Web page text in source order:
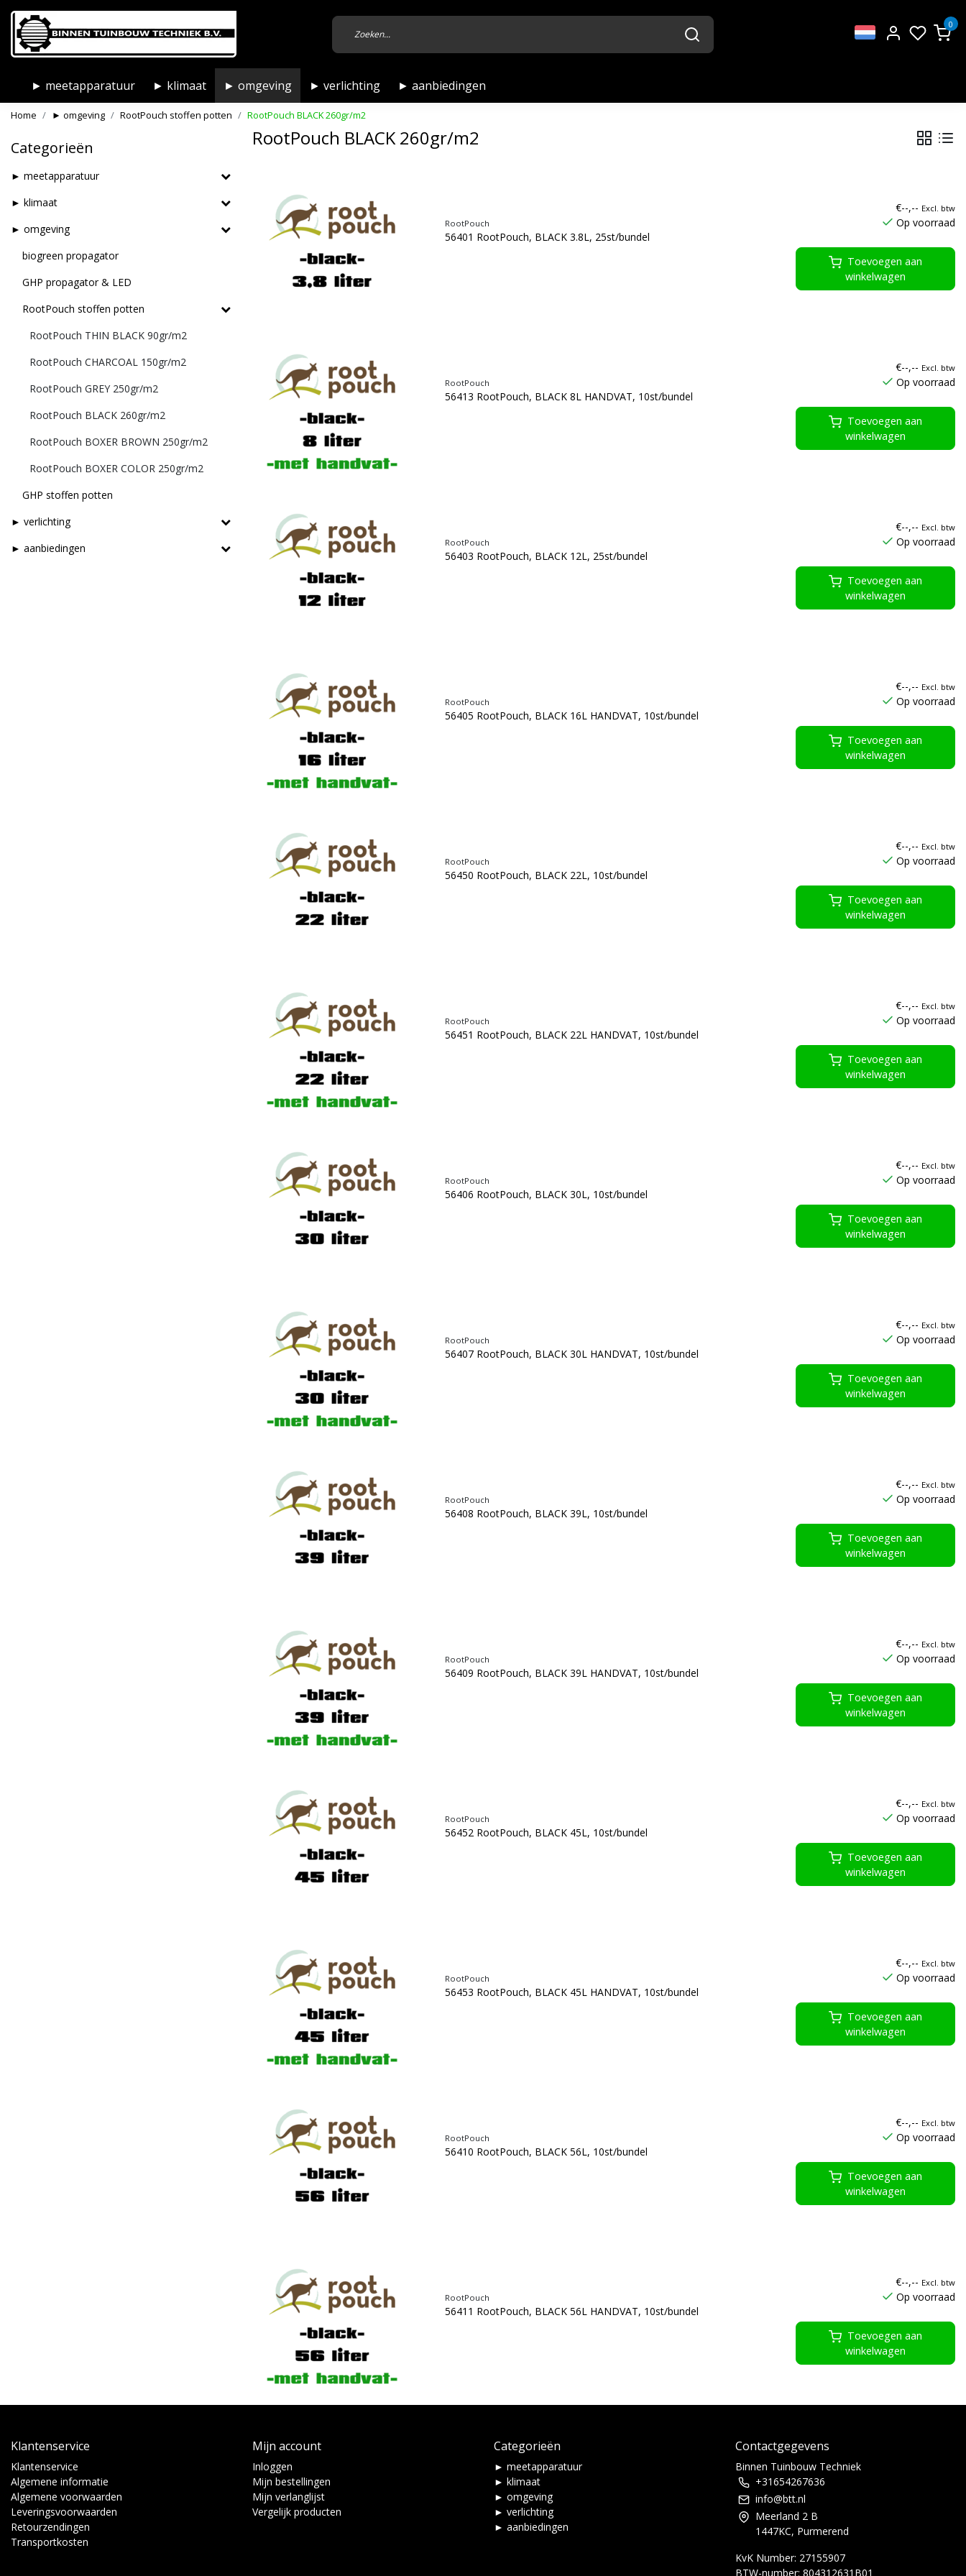
0
► meetapparatuur ► klimaat ► omgeving ► verlichting ► aanbiedingen
Home ► omgeving RootPouch stoffen potten RootPouch BLACK 260gr/m2
Categorieën
► meetapparatuur
► klimaat
► omgeving
biogreen propagator
GHP propagator & LED
RootPouch stoffen potten
RootPouch THIN BLACK 90gr/m2
RootPouch CHARCOAL 150gr/m2
RootPouch GREY 250gr/m2
RootPouch BLACK 260gr/m2
RootPouch BOXER BROWN 250gr/m2
RootPouch BOXER COLOR 250gr/m2
GHP stoffen potten
► verlichting
► aanbiedingen
RootPouch BLACK 260gr/m2
RootPouch
56401 RootPouch, BLACK 3.8L, 25st/bundel
€--,-- Excl. btw
Op voorraad
Toevoegen aan
winkelwagen
RootPouch
56413 RootPouch, BLACK 8L HANDVAT, 10st/bundel
€--,-- Excl. btw
Op voorraad
Toevoegen aan
winkelwagen
RootPouch
56403 RootPouch, BLACK 12L, 25st/bundel
€--,-- Excl. btw
Op voorraad
Toevoegen aan
winkelwagen
RootPouch
56405 RootPouch, BLACK 16L HANDVAT, 10st/bundel
€--,-- Excl. btw
Op voorraad
Toevoegen aan
winkelwagen
RootPouch
56450 RootPouch, BLACK 22L, 10st/bundel
€--,-- Excl. btw
Op voorraad
Toevoegen aan
winkelwagen
RootPouch
56451 RootPouch, BLACK 22L HANDVAT, 10st/bundel
€--,-- Excl. btw
Op voorraad
Toevoegen aan
winkelwagen
RootPouch
56406 RootPouch, BLACK 30L, 10st/bundel
€--,-- Excl. btw
Op voorraad
Toevoegen aan
winkelwagen
RootPouch
56407 RootPouch, BLACK 30L HANDVAT, 10st/bundel
€--,-- Excl. btw
Op voorraad
Toevoegen aan
winkelwagen
RootPouch
56408 RootPouch, BLACK 39L, 10st/bundel
€--,-- Excl. btw
Op voorraad
Toevoegen aan
winkelwagen
RootPouch
56409 RootPouch, BLACK 39L HANDVAT, 10st/bundel
€--,-- Excl. btw
Op voorraad
Toevoegen aan
winkelwagen
RootPouch
56452 RootPouch, BLACK 45L, 10st/bundel
€--,-- Excl. btw
Op voorraad
Toevoegen aan
winkelwagen
RootPouch
56453 RootPouch, BLACK 45L HANDVAT, 10st/bundel
€--,-- Excl. btw
Op voorraad
Toevoegen aan
winkelwagen
RootPouch
56410 RootPouch, BLACK 56L, 10st/bundel
€--,-- Excl. btw
Op voorraad
Toevoegen aan
winkelwagen
RootPouch
56411 RootPouch, BLACK 56L HANDVAT, 10st/bundel
€--,-- Excl. btw
Op voorraad
Toevoegen aan
winkelwagen
Klantenservice
Klantenservice
Algemene informatie
Algemene voorwaarden
Leveringsvoorwaarden
Retourzendingen
Transportkosten
Mijn account
Inloggen
Mijn bestellingen
Mijn verlanglijst
Vergelijk producten
Categorieën
► meetapparatuur
► klimaat
► omgeving
► verlichting
► aanbiedingen
Contactgegevens
Binnen Tuinbouw Techniek
+31654267636
info@btt.nl
Meerland 2 B
1447KC, Purmerend
KvK Number: 27155907
BTW-number: 804312631B01